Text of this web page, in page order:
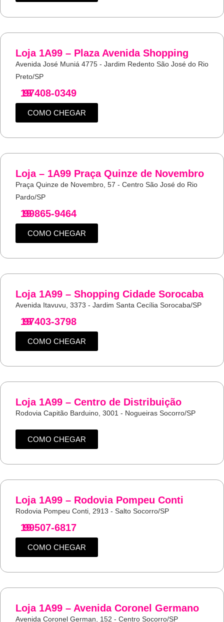
Loja 1A99 – Plaza Avenida Shopping
Avenida José Muniá 4775 - Jardim Redento São José do Rio
Preto/SP
19
97408-0349
COMO CHEGAR
Loja – 1A99 Praça Quinze de Novembro
Praça Quinze de Novembro, 57 - Centro São José do Rio
Pardo/SP
19
99865-9464
COMO CHEGAR
Loja 1A99 – Shopping Cidade Sorocaba
Avenida Itavuvu, 3373 - Jardim Santa Cecília Sorocaba/SP
19
97403-3798
COMO CHEGAR
Loja 1A99 – Centro de Distribuição
Rodovia Capitão Barduino, 3001 - Nogueiras Socorro/SP
COMO CHEGAR
Loja 1A99 – Rodovia Pompeu Conti
Rodovia Pompeu Conti, 2913 - Salto Socorro/SP
19
99507-6817
COMO CHEGAR
Loja 1A99 – Avenida Coronel Germano
Avenida Coronel German, 152 - Centro Socorro/SP